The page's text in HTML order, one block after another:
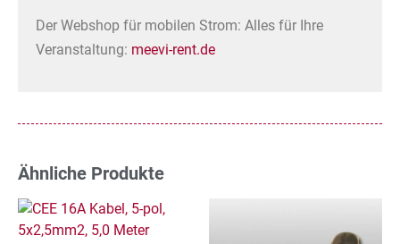
Der Webshop für mobilen Strom: Alles für Ihre
Veranstaltung: meevi-rent.de
Ähnliche Produkte